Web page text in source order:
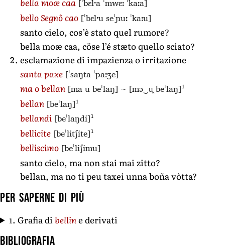
[ˈbɛlˑa ˈmwɛː ˈkaːa]
bello Segnô cao [ˈbɛlˑu seˈɲuː ˈkaːu]
santo cielo, cos’è stato quel rumore?
bella moæ caa, cöse l’é stæto quello sciato?
esclamazione di impazienza o irritazione
santa paxe [ˈsaŋta ˈpaːʒe]
ma o bellan [ma u beˈlaŋ] ~ [mɔ‿u̯ beˈlaŋ]1
bellan [beˈlaŋ]1
bellandi [beˈlaŋdi]1
bellicite [beˈlitʃite]1
belliscimo [beˈliʃimu]
santo cielo, ma non stai mai zitto?
bellan, ma no ti peu taxei unna boña vòtta?
Per saperne di più
1. Grafia dibellin e derivati
Bibliografia